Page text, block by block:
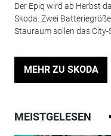
Der Epiq wird ab Herbst
Skoda. Zwei
Stauraum sollen das
MEHR ZU SKODA
MEISTGELESEN